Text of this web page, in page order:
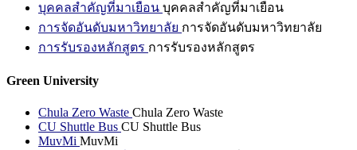
บุคคลสำคัญที่มาเยือน บุคคลสำคัญที่มาเยือน
การจัดอันดับมหาวิทยาลัย การจัดอันดับมหาวิทยาลัย
การรับรองหลักสูตร การรับรองหลักสูตร
Green University
Chula Zero Waste Chula Zero Waste
CU Shuttle Bus CU Shuttle Bus
MuvMi MuvMi